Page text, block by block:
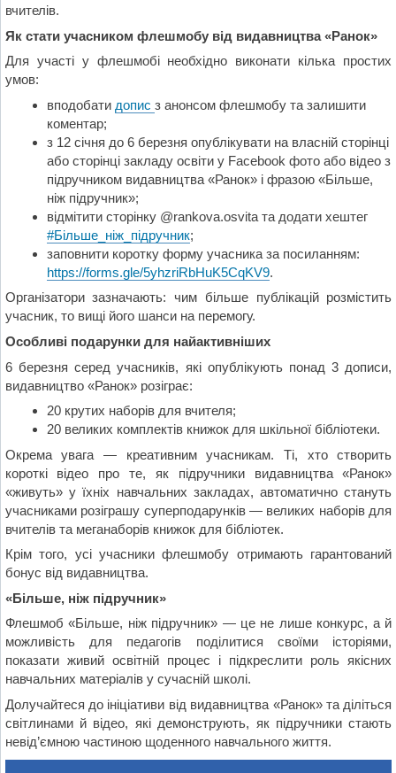
вчителів.
Як стати учасником флешмобу від видавництва «Ранок»
Для участі у флешмобі необхідно виконати кілька простих
умов:
вподобати дописз анонсом флешмобу та залишити
коментар;
з 12 січня до 6 березня опублікувати на власній сторінці
або сторінці закладу освіти у Facebook фото або відео з
підручником видавництва «Ранок» і фразою «Більше,
ніж підручник»;
відмітити сторінку @rankova.osvita та додати хештег
#Більше_ніж_підручник;
заповнити коротку форму учасника за посиланням:
https://forms.gle/5yhzriRbHuK5CqKV9.
Організатори зазначають: чим більше публікацій розмістить
учасник, то вищі його шанси на перемогу.
Особливі подарунки для найактивніших
6 березня серед учасників, які опублікують понад 3 дописи,
видавництво «Ранок» розіграє:
20 крутих наборів для вчителя;
20 великих комплектів книжок для шкільної бібліотеки.
Окрема увага — креативним учасникам. Ті, хто створить
короткі відео про те, як підручники видавництва «Ранок»
«живуть» у їхніх навчальних закладах, автоматично стануть
учасниками розіграшу суперподарунків — великих наборів для
вчителів та меганаборів книжок для бібліотек.
Крім того, усі учасники флешмобу отримають гарантований
бонус від видавництва.
«Більше, ніж підручник»
Флешмоб «Більше, ніж підручник» — це не лише конкурс, а й
можливість для педагогів поділитися своїми історіями,
показати живий освітній процес і підкреслити роль якісних
навчальних матеріалів у сучасній школі.
Долучайтеся до ініціативи від видавництва «Ранок» та діліться
світлинами й відео, які демонструють, як підручники стають
невід’ємною частиною щоденного навчального життя.